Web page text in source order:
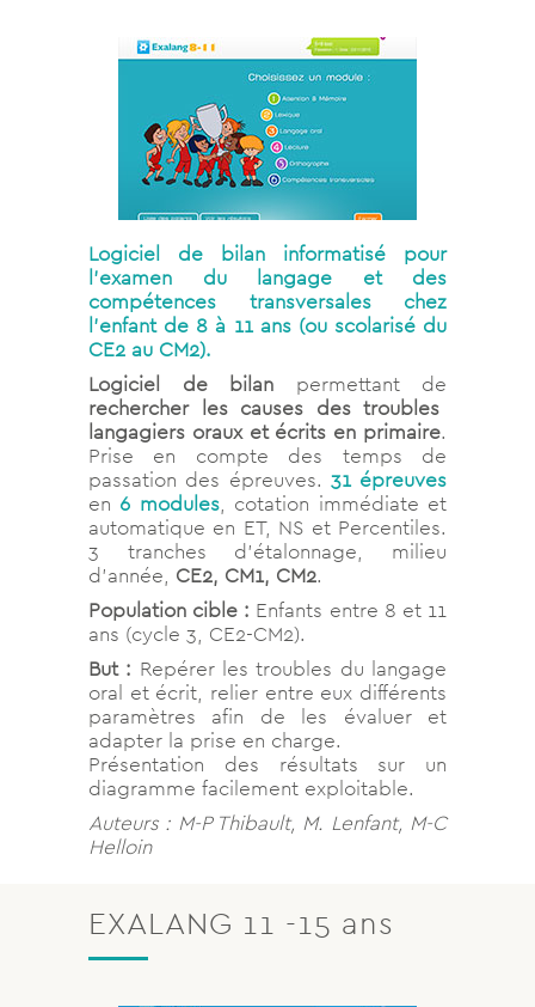
Logiciel de bilan informatisé pour
l’examen du langage et des
compétences transversales chez
l’enfant de 8 à 11 ans (ou scolarisé du
CE2 au CM2).
Logiciel de bilan permettant de
rechercher les causes des troubles
langagiers oraux et écrits en primaire.
Prise en compte des temps de
passation des épreuves. 31 épreuves
en 6 modules, cotation immédiate et
automatique en ET, NS et Percentiles.
3 tranches d’étalonnage, milieu
d’année, CE2, CM1, CM2.
Population cible : Enfants entre 8 et 11
ans (cycle 3, CE2-CM2).
But : Repérer les troubles du langage
oral et écrit, relier entre eux différents
paramètres afin de les évaluer et
adapter la prise en charge.
Présentation des résultats sur un
diagramme facilement exploitable.
Auteurs : M-P Thibault, M. Lenfant, M-C
Helloin
EXALANG 11 -15 ans